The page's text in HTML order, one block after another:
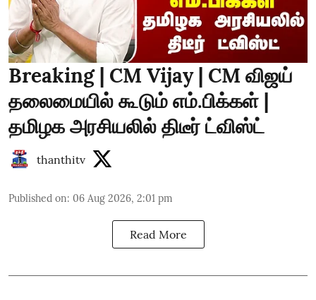
Breaking | CM Vijay | CM விஜய்
தலைமையில் கூடும் எம்.பிக்கள் |
தமிழக அரசியலில் திடீர் ட்விஸ்ட்
thanthitv
Published on: 06 Aug 2026, 2:01 pm
Read More